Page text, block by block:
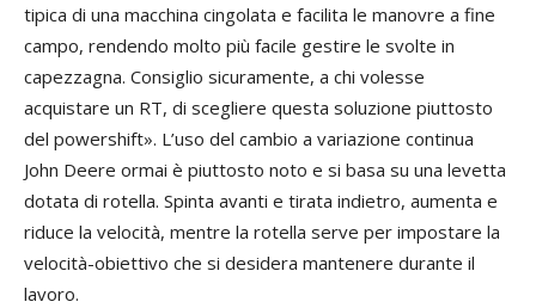
tipica di una macchina cingolata e facilita le manovre a fine
campo, rendendo molto più facile gestire le svolte in
capezzagna. Consiglio sicuramente, a chi volesse
acquistare un RT, di scegliere questa soluzione piuttosto
del powershift». L’uso del cambio a variazione continua
John Deere ormai è piuttosto noto e si basa su una levetta
dotata di rotella. Spinta avanti e tirata indietro, aumenta e
riduce la velocità, mentre la rotella serve per impostare la
velocità-obiettivo che si desidera mantenere durante il
lavoro.